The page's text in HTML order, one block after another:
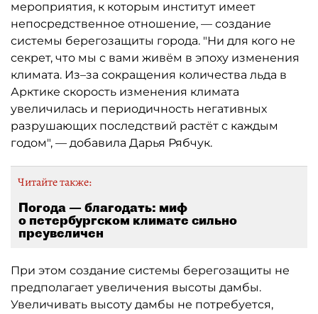
мероприятия, к которым институт имеет
непосредственное отношение, — создание
системы берегозащиты города. "Ни для кого не
секрет, что мы с вами живём в эпоху изменения
климата. Из–за сокращения количества льда в
Арктике скорость изменения климата
увеличилась и периодичность негативных
разрушающих последствий растёт с каждым
годом", — добавила Дарья Рябчук.
Читайте также:
Погода — благодать: миф
о петербургском климате сильно
преувеличен
При этом создание системы берегозащиты не
предполагает увеличения высоты дамбы.
Увеличивать высоту дамбы не потребуется,